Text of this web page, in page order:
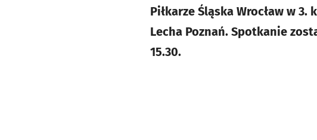
Piłkarze Śląska Wrocław w
Lecha Poznań. Spotkanie
15.30.